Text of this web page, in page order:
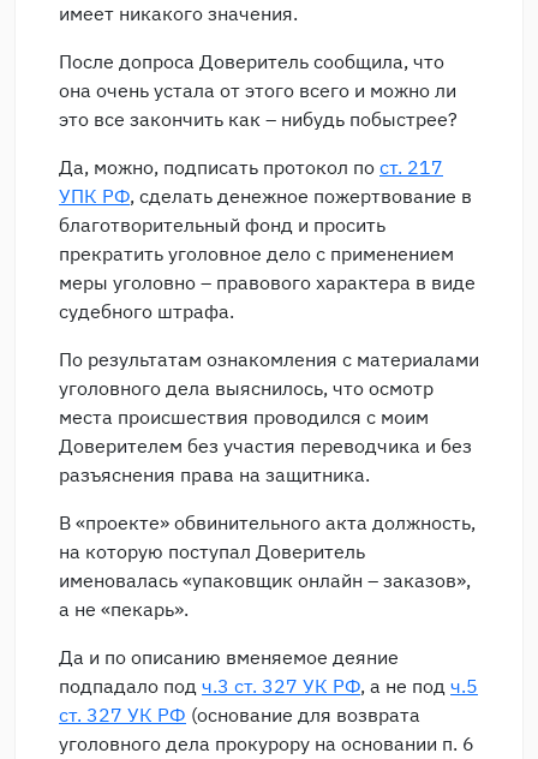
имеет никакого значения.
После допроса Доверитель сообщила, что
она очень устала от этого всего и можно ли
это все закончить как – нибудь побыстрее?
Да, можно, подписать протокол по ст. 217
УПК РФ, сделать денежное пожертвование в
благотворительный фонд и просить
прекратить уголовное дело с применением
меры уголовно – правового характера в виде
судебного штрафа.
По результатам ознакомления с материалами
уголовного дела выяснилось, что осмотр
места происшествия проводился с моим
Доверителем без участия переводчика и без
разъяснения права на защитника.
В «проекте» обвинительного акта должность,
на которую поступал Доверитель
именовалась «упаковщик онлайн – заказов»,
а не «пекарь».
Да и по описанию вменяемое деяние
подпадало под ч.3 ст. 327 УК РФ, а не под ч.5
ст. 327 УК РФ (основание для возврата
уголовного дела прокурору на основании п. 6